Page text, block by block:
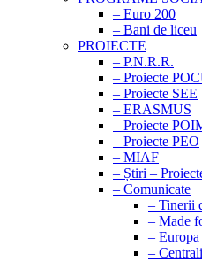
– Euro 200
– Bani de liceu
PROIECTE
– P.N.R.R.
– Proiecte
– Proiecte SEE
– ERASMUS
– Proiecte
– Proiecte PEO
– MIAF
– Știri –
– Comunicate
– Tinerii
– Made
– Europa
–